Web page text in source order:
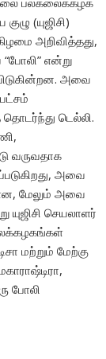
(யுஜிசி)
அறிவித்தது,
என்று
அவை
தொடர்ந்து டெல்லி.
வருவதாக
அவை
மேலும் அவை
செயலாளர்
மற்றும் மேற்கு
போலி